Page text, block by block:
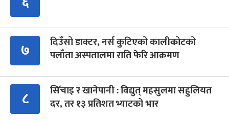
७
दिउँसो डाक्टर, नर्स कुटिएको कालीकोटको
पलाँता अस्पतालमा राति फेरि आक्रमण
८
सिँचाइ र खानेपानी : विद्युत् महसुलमा सहुलियत
दर, तर १३ प्रतिशत भ्याटको भार